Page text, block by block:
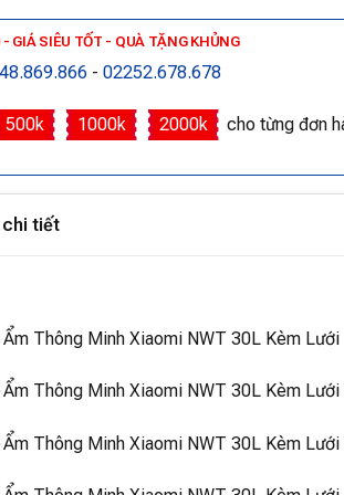
GIÁ SIÊU TỐT - QUÀ TẶNG KHỦNG
- 02252.678.678
500k 1000k 2000k cho từng đơn
tiết